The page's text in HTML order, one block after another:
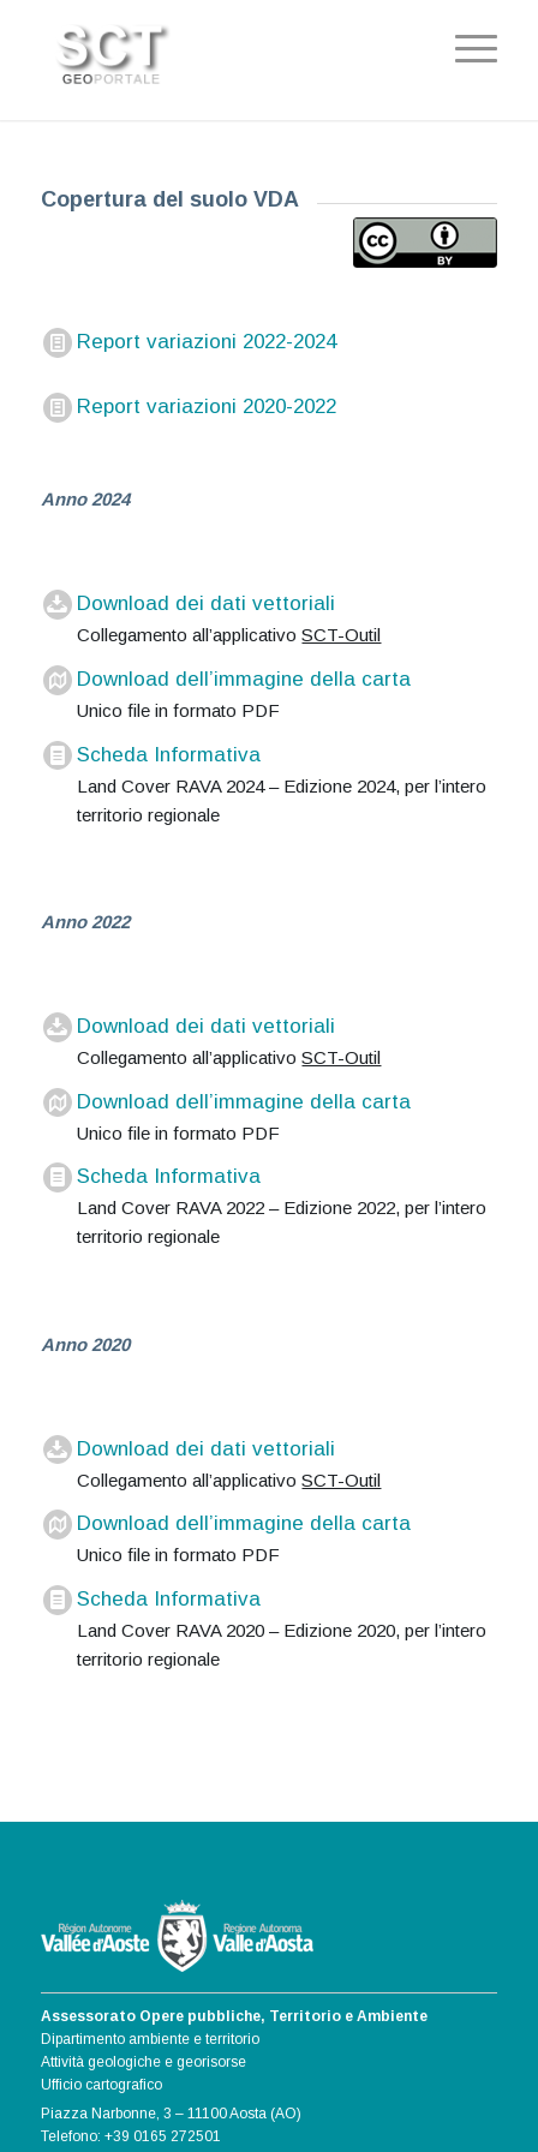
Copertura del suolo VDA
Report variazioni 2022-2024
Report variazioni 2020-2022
Anno 2024
Download dei dati vettoriali
Collegamento all’applicativoSCT-Outil
Download dell’immagine della carta
Unico file in formato PDF
Scheda Informativa
Land Cover RAVA 2024 – Edizione 2024, per l’intero
territorio regionale
Anno 2022
Download dei dati vettoriali
Collegamento all’applicativoSCT-Outil
Download dell’immagine della carta
Unico file in formato PDF
Scheda Informativa
Land Cover RAVA 2022 – Edizione 2022, per l’intero
territorio regionale
Anno 2020
Download dei dati vettoriali
Collegamento all’applicativoSCT-Outil
Download dell’immagine della carta
Unico file in formato PDF
Scheda Informativa
Land Cover RAVA 2020 – Edizione 2020, per l’intero
territorio regionale
Assessorato Opere pubbliche, Territorio e Ambiente
Dipartimento ambiente e territorio
Attività geologiche e georisorse
Ufficio cartografico
Piazza Narbonne, 3 – 11100 Aosta (AO)
Telefono: +39 0165 272501